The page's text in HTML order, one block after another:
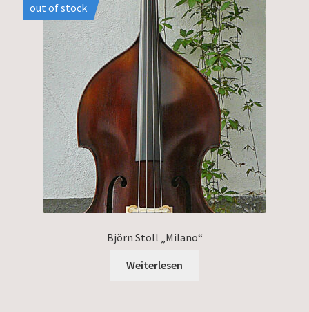
out of stock
Björn Stoll „Milano“
Weiterlesen